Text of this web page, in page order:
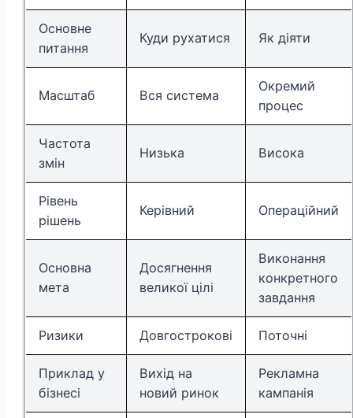
Основне
питання
Куди рухатися Як діяти
Масштаб Вся система
Окремий
процес
Частота
змін
Низька Висока
Рівень
рішень
Керівний Операційний
Основна
мета
Досягнення
великої цілі
Виконання
конкретного
завдання
Ризики Довгострокові Поточні
Приклад у
бізнесі
Вихід на
новий ринок
Рекламна
кампанія